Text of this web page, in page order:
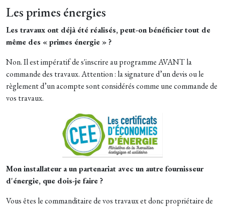
Les primes énergies
Les travaux ont déjà été réalisés, peut-on bénéficier tout de
même des « primes énergie » ?
Non. Il est impératif de s'inscrire au programme AVANT la
commande des travaux. Attention : la signature d’un devis ou le
règlement d’un acompte sont considérés comme une commande de
vos travaux.
Mon installateur a un partenariat avec un autre fournisseur
d'énergie, que dois-je faire ?
Vous êtes le commanditaire de vos travaux et donc propriétaire de